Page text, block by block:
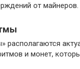
от майнеров.
располагаются
и монет,